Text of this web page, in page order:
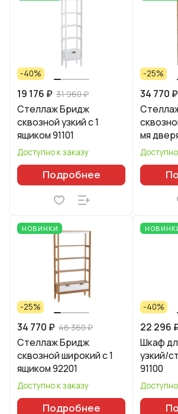
-40%
19 176 ₽ 31 960 ₽
Стеллаж Бридж
сквозной узкий с 1
ящиком 91101
Доступно к заказу
Подробнее
-25%
34 770 ₽
мя
НОВИНКИ
-25%
34 770 ₽ 46 360 ₽
Стеллаж Бридж
сквозной широкий с 1
ящиком 92201
Доступно к заказу
Подробнее
-40%
22 296
Шкаф
узкий/
91100